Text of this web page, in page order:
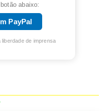
abaixo:
PayPal
de imprensa